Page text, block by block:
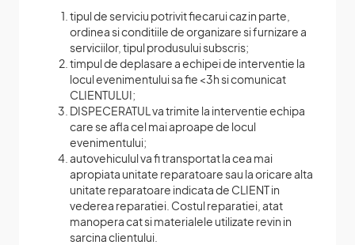
tipul de serviciu potrivit fiecarui caz in parte,
ordinea si conditiile de organizare si furnizare a
serviciilor, tipul produsului subscris;
timpul de deplasare a echipei de interventie la
locul evenimentului sa fie <3h si comunicat
CLIENTULUI;
DISPECERATUL va trimite la interventie echipa
care se afla cel mai aproape de locul
evenimentului;
autovehiculul va fi transportat la cea mai
apropiata unitate reparatoare sau la oricare alta
unitate reparatoare indicata de CLIENT in
vederea reparatiei. Costul reparatiei, atat
manopera cat si materialele utilizate revin in
sarcina clientului.